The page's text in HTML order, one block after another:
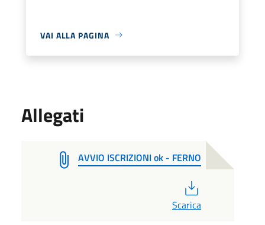
VAI ALLA PAGINA
Allegati
AVVIO ISCRIZIONI ok - FERNO
Scarica